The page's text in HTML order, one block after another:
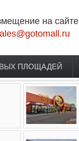
на сайте
ПЛОЩАДЕЙ